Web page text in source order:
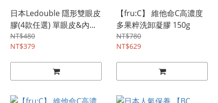
日本Ledouble 隱形雙眼皮
膠(4款任選) 單眼皮&內...
NT$480
NT$379
【fru:C】 維他命C高濃度
多果粹洗卸凝膠 150g
NT$780
NT$629